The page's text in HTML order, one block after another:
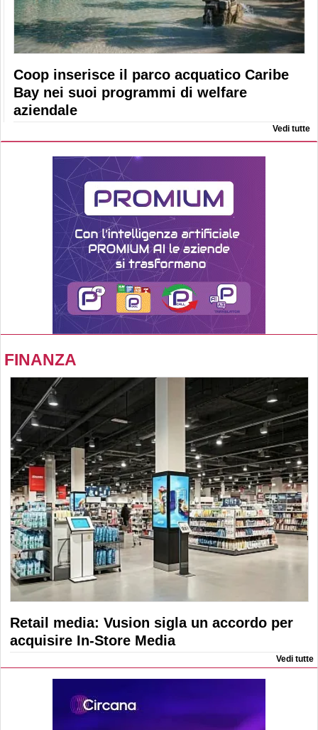
Coop inserisce il parco acquatico Caribe
Bay nei suoi programmi di welfare
aziendale
Vedi tutte
FINANZA
Retail media: Vusion sigla un accordo per
acquisire In-Store Media
Vedi tutte